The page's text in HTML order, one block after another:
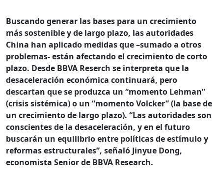
Buscando generar las bases para un crecimiento
más sostenible y de largo plazo, las autoridades
China han aplicado medidas que –sumado a otros
problemas- están afectando el crecimiento de corto
plazo. Desde BBVA Reserch se interpreta que la
desaceleración económica continuará, pero
descartan que se produzca un “momento Lehman”
(crisis sistémica) o un “momento Volcker” (la base de
un crecimiento de largo plazo). “Las autoridades son
conscientes de la desaceleración, y en el futuro
buscarán un equilibrio entre políticas de estímulo y
reformas estructurales”, señaló Jinyue Dong,
economista Senior de BBVA Research.